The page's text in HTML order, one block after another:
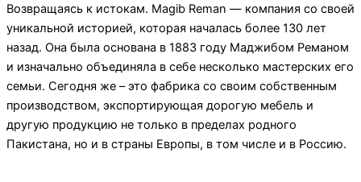
Возвращаясь к истокам. Magib Reman — компания со своей
уникальной историей, которая началась более 130 лет
назад. Она была основана в 1883 году Маджибом Реманом
и изначально объединяла в себе несколько мастерских его
семьи. Сегодня же – это фабрика со своим собственным
производством, экспортирующая дорогую мебель и
другую продукцию не только в пределах родного
Пакистана, но и в страны Европы, в том числе и в Россию.